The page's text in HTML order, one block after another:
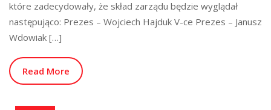
które zadecydowały, że skład zarządu będzie wyglądał
następująco: Prezes – Wojciech Hajduk V-ce Prezes – Janusz
Wdowiak […]
Read More